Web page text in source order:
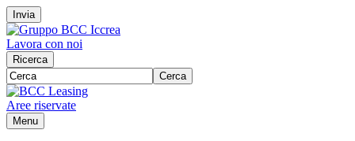
Invia
Lavora con noi
Ricerca
Cerca
Aree riservate
Menu